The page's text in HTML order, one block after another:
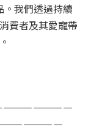
。我們透過持續
費者及其愛寵帶